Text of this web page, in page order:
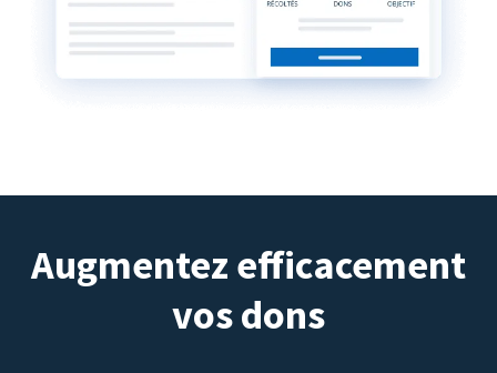
Augmentez efficacement
vos dons